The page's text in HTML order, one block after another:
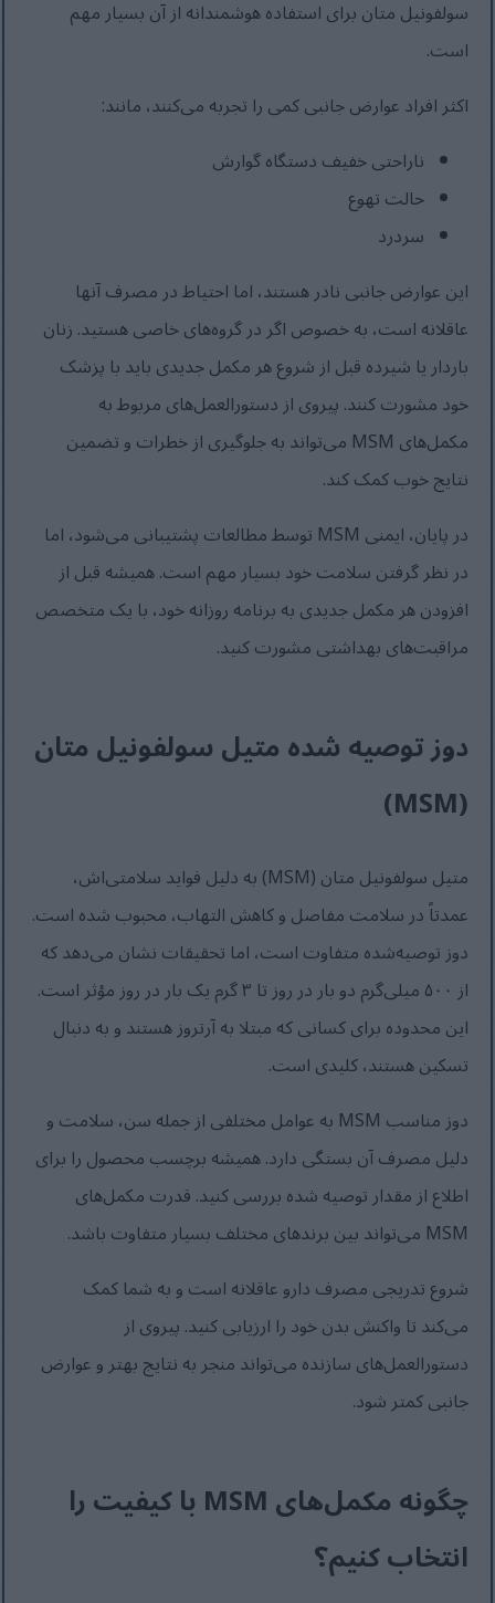
سولفونیل متان برای استفاده هوشمندانه از آن بسیار مهم
است.
اکثر افراد عوارض جانبی کمی را تجربه می‌کنند، مانند:
ناراحتی خفیف دستگاه گوارش
حالت تهوع
سردرد
این عوارض جانبی نادر هستند، اما احتیاط در مصرف آنها
عاقلانه است، به خصوص اگر در گروه‌های خاصی هستید. زنان
باردار یا شیرده قبل از شروع هر مکمل جدیدی باید با پزشک
خود مشورت کنند. پیروی از دستورالعمل‌های مربوط به
مکمل‌های MSM می‌تواند به جلوگیری از خطرات و تضمین
نتایج خوب کمک کند.
در پایان، ایمنی MSM توسط مطالعات پشتیبانی می‌شود، اما
در نظر گرفتن سلامت خود بسیار مهم است. همیشه قبل از
افزودن هر مکمل جدیدی به برنامه روزانه خود، با یک متخصص
مراقبت‌های بهداشتی مشورت کنید.
دوز توصیه شده متیل سولفونیل متان
(MSM)
متیل سولفونیل متان (MSM) به دلیل فواید سلامتی‌اش،
عمدتاً در سلامت مفاصل و کاهش التهاب، محبوب شده است.
دوز توصیه‌شده متفاوت است، اما تحقیقات نشان می‌دهد که
از ۵۰۰ میلی‌گرم دو بار در روز تا ۳ گرم یک بار در روز مؤثر است.
این محدوده برای کسانی که مبتلا به آرتروز هستند و به دنبال
تسکین هستند، کلیدی است.
دوز مناسب MSM به عوامل مختلفی از جمله سن، سلامت و
دلیل مصرف آن بستگی دارد. همیشه برچسب محصول را برای
اطلاع از مقدار توصیه شده بررسی کنید. قدرت مکمل‌های
MSM می‌تواند بین برندهای مختلف بسیار متفاوت باشد.
شروع تدریجی مصرف دارو عاقلانه است و به شما کمک
می‌کند تا واکنش بدن خود را ارزیابی کنید. پیروی از
دستورالعمل‌های سازنده می‌تواند منجر به نتایج بهتر و عوارض
جانبی کمتر شود.
چگونه مکمل‌های MSM با کیفیت را
انتخاب کنیم؟